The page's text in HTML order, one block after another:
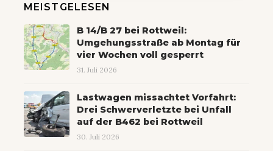
MEISTGELESEN
B 14/B 27 bei Rottweil:
Umgehungsstraße ab Montag für
vier Wochen voll gesperrt
31. Juli 2026
Lastwagen missachtet Vorfahrt:
Drei Schwerverletzte bei Unfall
auf der B462 bei Rottweil
30. Juli 2026